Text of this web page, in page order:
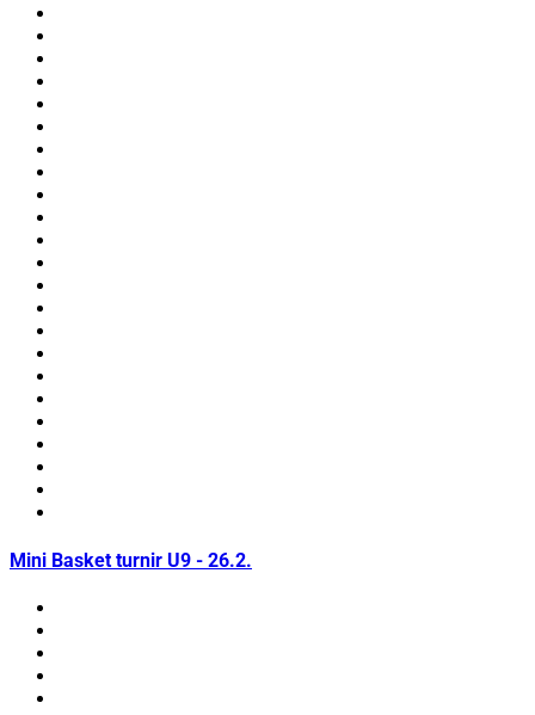
Mini Basket turnir U9 - 26.2.